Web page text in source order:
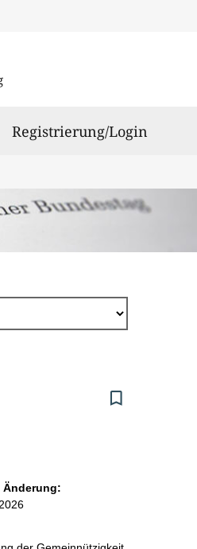
Registrierung/Login
Änderung: